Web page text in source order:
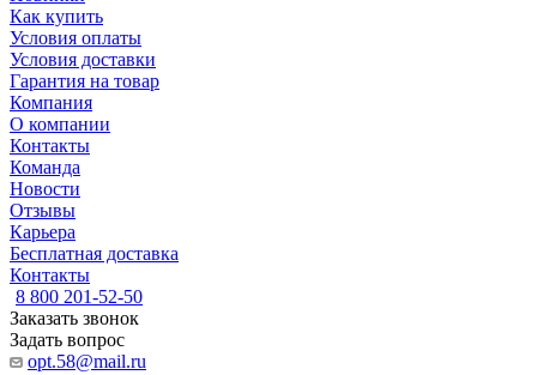
Как купить
Условия оплаты
Условия доставки
Гарантия на товар
Компания
О компании
Контакты
Команда
Новости
Отзывы
Карьера
Бесплатная доставка
Контакты
8 800 201-52-50
Заказать звонок
Задать вопрос
opt.58@mail.ru